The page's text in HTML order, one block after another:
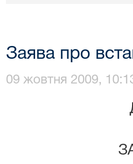
Заява про
09 жовтня 2009,